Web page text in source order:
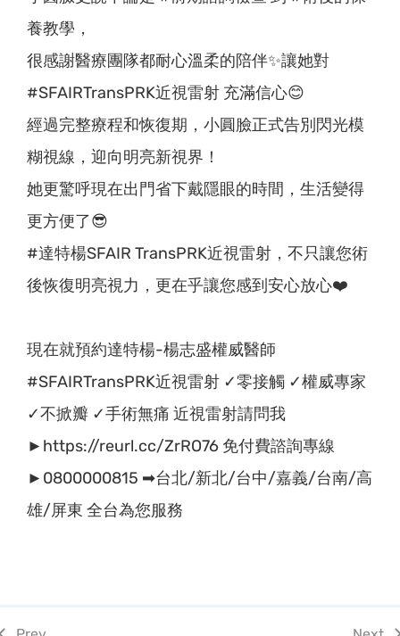
養教學，
很感謝醫療團隊都耐心溫柔的陪伴✨讓她對
#SFAIRTransPRK近視雷射 充滿信心😊
經過完整療程和恢復期，小圓臉正式告別閃光模
糊視線，迎向明亮新視界！
她更驚呼現在出門省下戴隱眼的時間，生活變得
更方便了😎
#達特楊SFAIR TransPRK近視雷射，不只讓您術
後恢復明亮視力，更在乎讓您感到安心放心❤️
現在就預約達特楊-楊志盛權威醫師
#SFAIRTransPRK近視雷射 ✓零接觸 ✓權威專家
✓不掀瓣 ✓手術無痛 近視雷射請問我
►https://reurl.cc/ZrRO76 免付費諮詢專線
►0800000815 ➡台北/新北/台中/嘉義/台南/高
雄/屏東 全台為您服務